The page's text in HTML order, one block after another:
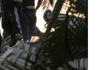
RETRO JAVORE